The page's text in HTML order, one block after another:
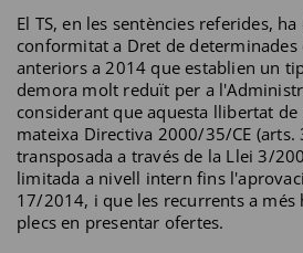
El TS, en les sentències referides,
conformitat a Dret de determinades
anteriors a 2014 que establien un
demora molt reduït per a
considerant que aquesta llibertat de
mateixa Directiva 2000/35/CE (arts.
transposada a través de la Llei 3/
limitada a nivell intern fins
17/2014, i que les recurrents a més
plecs en presentar ofertes.